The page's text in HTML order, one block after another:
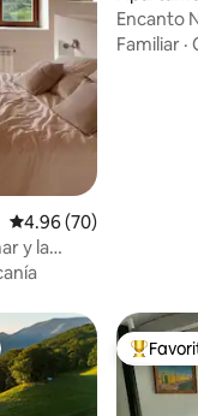
Calificación promedio:
4.96 (70)
y la
Encanto
Familiar ·